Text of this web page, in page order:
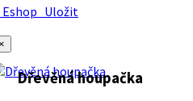
Uložit
Dřevěná houpačka